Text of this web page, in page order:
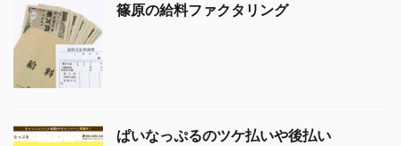
篠原の給料ファクタリング
ぱいなっぷるのツケ払いや後払い